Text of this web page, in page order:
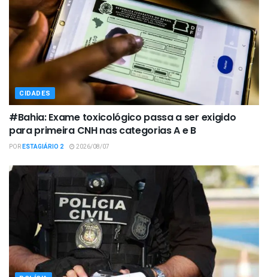
CIDADES
#Bahia: Exame toxicológico passa a ser exigido
para primeira CNH nas categorias A e B
PORESTAGIÁRIO 2 2026/08/07